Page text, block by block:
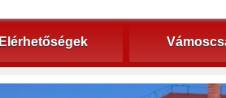
Elérhetőségek